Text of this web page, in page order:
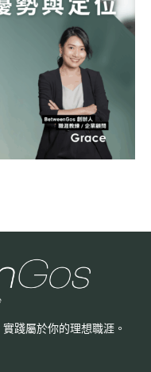
實踐屬於你的理想職涯。